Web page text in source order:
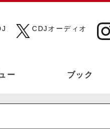
CDJオーディオ
ー ブック